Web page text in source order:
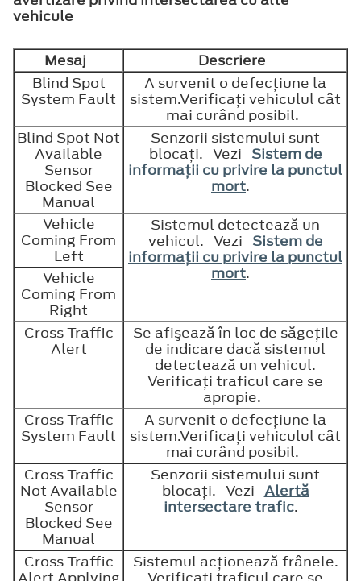
vehicule
Mesaj
Descriere
Blind Spot
System Fault
A survenit o defecţiune la
sistem.Verificaţi vehiculul cât
mai curând posibil.
Blind Spot Not
Available
Sensor
Blocked See
Manual
Senzorii sistemului sunt
blocaţi. Vezi Sistem de
informaţii cu privire la punctul
mort.
Vehicle
Coming From
Left
Sistemul detectează un
vehicul. Vezi Sistem de
informaţii cu privire la punctul
mort.
Vehicle
Coming From
Right
Cross Traffic
Alert
Se afişează în loc de săgeţile
de indicare dacă sistemul
detectează un vehicul.
Verificaţi traficul care se
apropie.
Cross Traffic
System Fault
A survenit o defecţiune la
sistem.Verificaţi vehiculul cât
mai curând posibil.
Cross Traffic
Not Available
Sensor
Blocked See
Manual
Senzorii sistemului sunt
blocaţi. Vezi Alertă
intersectare trafic.
Cross Traffic
Sistemul acţionează frânele.